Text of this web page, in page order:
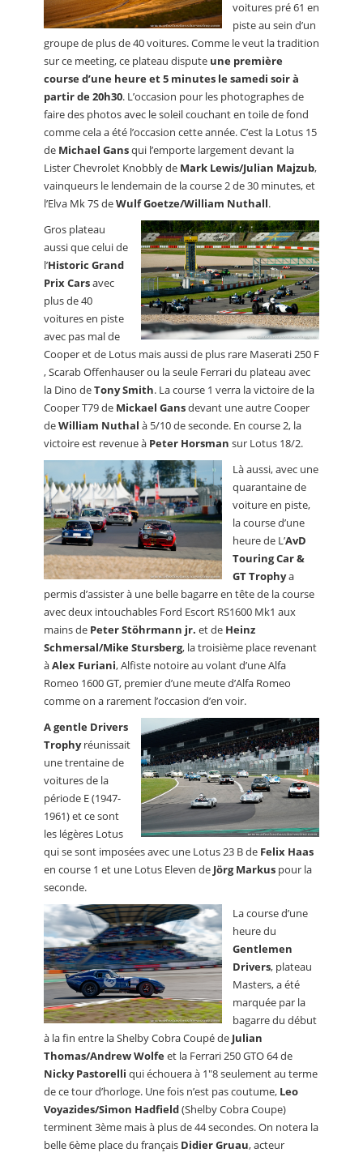
voitures pré 61 en
piste au sein d’un
groupe de plus de 40 voitures. Comme le veut la tradition
sur ce meeting, ce plateau dispute une première
course d’une heure et 5 minutes le samedi soir à
partir de 20h30. L’occasion pour les photographes de
faire des photos avec le soleil couchant en toile de fond
comme cela a été l’occasion cette année. C’est la Lotus 15
de Michael Gansqui l’emporte largement devant la
Lister Chevrolet Knobbly de Mark Lewis/Julian Majzub,
vainqueurs le lendemain de la course 2 de 30 minutes, et
l’Elva Mk 7S deWulf Goetze/William Nuthall.
Gros plateau
aussi que celui de
l’Historic Grand
Prix Carsavec
plus de 40
voitures en piste
avec pas mal de
Cooper et de Lotus mais aussi de plus rare Maserati 250 F
, Scarab Offenhauser ou la seule Ferrari du plateau avec
la Dino deTony Smith. La course 1 verra la victoire de la
Cooper T79 de Mickael Gansdevant une autre Cooper
deWilliam Nuthal à 5/10 de seconde. En course 2, la
victoire est revenue à Peter Horsman sur Lotus 18/2.
Là aussi, avec une
quarantaine de
voiture en piste,
la course d’une
heure de L’AvD
Touring Car &
GT Trophya
permis d’assister à une belle bagarre en tête de la course
avec deux intouchables Ford Escort RS1600 Mk1 aux
mains de Peter Stöhrmann jr. et de Heinz
Schmersal/Mike Stursberg, la troisième place revenant
àAlex Furiani, Alfiste notoire au volant d’une Alfa
Romeo 1600 GT, premier d’une meute d’Alfa Romeo
comme on a rarement l’occasion d’en voir.
A gentle Drivers
Trophyréunissait
une trentaine de
voitures de la
période E (1947-
1961) et ce sont
les légères Lotus
qui se sont imposées avec une Lotus 23 B de Felix Haas
en course 1 et une Lotus Eleven de Jörg Markus pour la
seconde.
La course d’une
heure du
Gentlemen
Drivers, plateau
Masters, a été
marquée par la
bagarre du début
à la fin entre la Shelby Cobra Coupé de Julian
Thomas/Andrew Wolfeet la Ferrari 250 GTO 64 de
Nicky Pastorelli qui échouera à 1"8 seulement au terme
de ce tour d’horloge. Une fois n’est pas coutume, Leo
Voyazides/Simon Hadfield(Shelby Cobra Coupe)
terminent 3ème mais à plus de 44 secondes. On notera la
belle 6ème place du français Didier Gruau, acteur